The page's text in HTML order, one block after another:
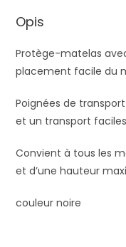
Opis
Protège-matelas
placement facile du
Poignées de
et un transport faciles
Convient à tous les
et d’une hauteur
couleur noire